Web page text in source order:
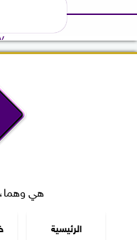
هي وهما،
الرئيسية